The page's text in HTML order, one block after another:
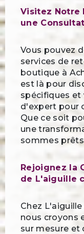
Visitez Notre
une
Vous pouvez
services de
boutique à
est là pour
spécifiques et
d'expert pour
Que ce soit
une
sommes
Rejoignez la
de L'aiguille
Chez
nous croyons
sur mesure et